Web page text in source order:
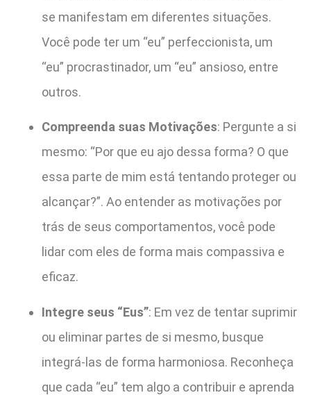
se manifestam em diferentes situações.
Você pode ter um “eu” perfeccionista, um
“eu” procrastinador, um “eu” ansioso, entre
outros.
Compreenda suas Motivações: Pergunte a si
mesmo: “Por que eu ajo dessa forma? O que
essa parte de mim está tentando proteger ou
alcançar?”. Ao entender as motivações por
trás de seus comportamentos, você pode
lidar com eles de forma mais compassiva e
eficaz.
Integre seus “Eus”: Em vez de tentar suprimir
ou eliminar partes de si mesmo, busque
integrá-las de forma harmoniosa. Reconheça
que cada “eu” tem algo a contribuir e aprenda